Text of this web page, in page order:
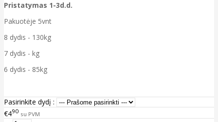
Pristatymas 1-3d.d.
Pakuotėje 5vnt
8 dydis - 130kg
7 dydis - kg
6 dydis - 85kg
Pasirinkite dydį :
€490 su PVM